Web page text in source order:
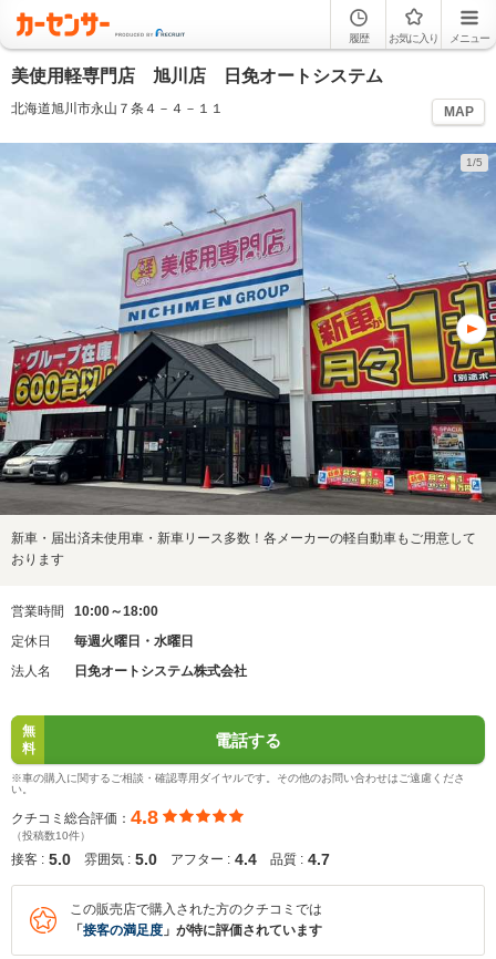
履歴 お気に入り メニュー
美使用軽専門店 旭川店 日免オートシステム
北海道旭川市永山７条４－４－１１ MAP
1/5
新車・届出済未使用車・新車リース多数！各メーカーの軽自動車もご用意して
おります
営業時間
10:00～18:00
定休日
毎週火曜日・水曜日
法人名
日免オートシステム株式会社
無
料
電話する
※車の購入に関するご相談・確認専用ダイヤルです。その他のお問い合わせはご遠慮くださ
い。
クチコミ総合評価： 4.8
（投稿数10件）
接客 : 5.0 雰囲気 : 5.0 アフター : 4.4 品質 : 4.7
この販売店で購入された方のクチコミでは
「 接客の満足度 」が特に評価されています